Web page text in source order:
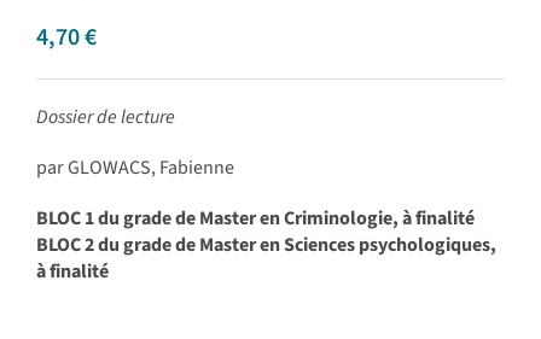
4,70€
Dossier de lecture
par GLOWACS, Fabienne
BLOC 1 du grade de Master en Criminologie, à finalité
BLOC 2 du grade de Master en Sciences psychologiques,
à finalité